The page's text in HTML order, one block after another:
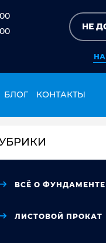
НЕ
БЛОГ КОНТАКТЫ
ВСЁ О ФУНДАМЕНТЕ
ЛИСТОВОЙ ПРОКАТ